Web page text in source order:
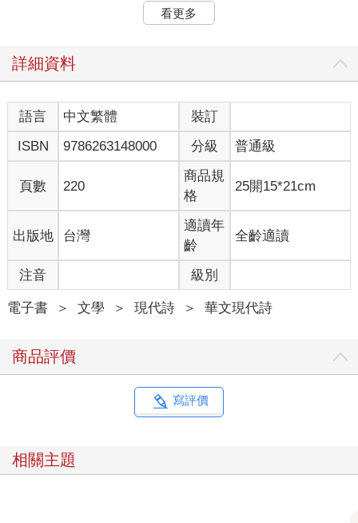
幻肢的痛嗎？——當手指落地
伴著，我沒有聽見的救護車鳴笛
遠遠地，像把刀
切開省道，抵達小鎮
抵達，小而擁擠的晚餐街區
小餐館，議論如泉水充塞
拇指插進白飯裡
我看著那碗飯
拇指與米騰出的
與之相應的生活負擔，以及
整個國家默許的資本主義的夢
以及隨著手指進入所有人的口腔
看更多
詳細資料
語言 中文繁體
裝訂
ISBN
9786263148000 分級 普通級
頁數 220
商品規
格
25開15*21cm
出版地 台灣
適讀年
齡
全齡適讀
注音 級別
電子書 ＞ 文學 ＞ 現代詩 ＞ 華文現代詩
商品評價
寫評價
相關主題